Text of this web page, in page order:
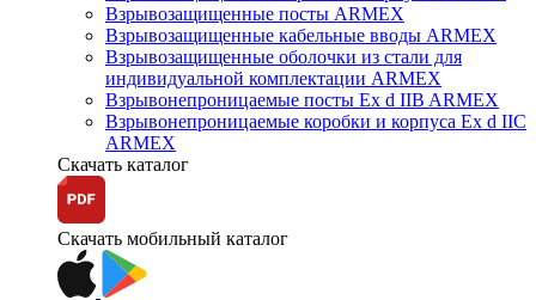
Взрывозащищенные посты ARMEX
Взрывозащищенные кабельные вводы ARMEX
Взрывозащищенные оболочки из стали для
индивидуальной комплектации ARMEX
Взрывонепроницаемые посты Ex d IIB ARMEX
Взрывонепроницаемые коробки и корпуса Ex d IIС
ARMEX
Скачать каталог
Скачать мобильный каталог